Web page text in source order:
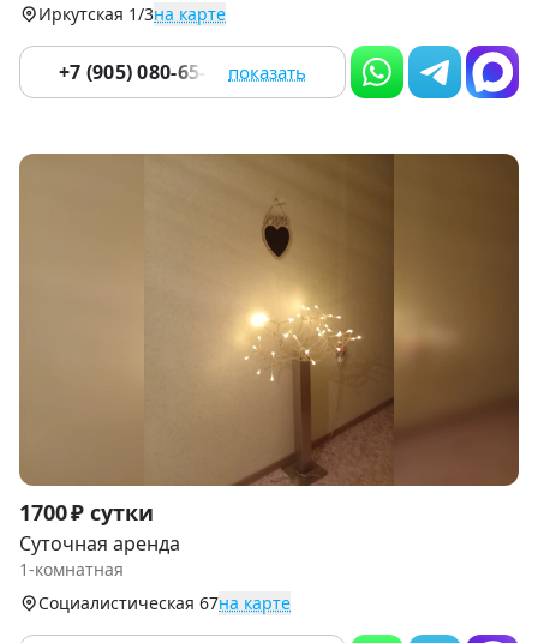
Иркутская 1/3на карте
+7 (905) 080-65-64 показать
Item
1
of
1700 ₽ сутки
Суточная аренда
1-комнатная
Социалистическая 67на карте